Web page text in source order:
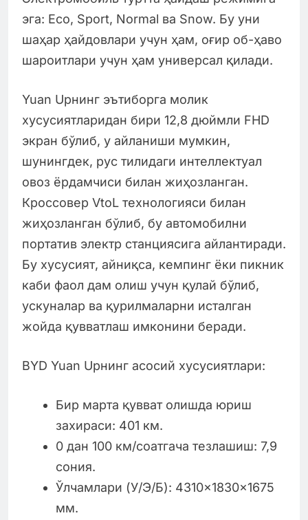
эга: Eco, Sport, Normal ва Snow. Бу уни
шаҳар ҳайдовлари учун ҳам, оғир об-ҳаво
шароитлари учун ҳам универсал қилади.
Yuan Upнинг эътиборга молик
хусусиятларидан бири 12,8 дюймли FHD
экран бўлиб, у айланиши мумкин,
шунингдек, рус тилидаги интеллектуал
овоз ёрдамчиси билан жиҳозланган.
Кроссовер VtoL технологияси билан
жиҳозланган бўлиб, бу автомобилни
портатив электр станциясига айлантиради.
Бу хусусият, айниқса, кемпинг ёки пикник
каби фаол дам олиш учун қулай бўлиб,
ускуналар ва қурилмаларни исталган
жойда қувватлаш имконини беради.
BYD Yuan Upнинг асосий хусусиятлари:
Бир марта қувват олишда юриш
захираси: 401 км.
0 дан 100 км/соатгача тезлашиш: 7,9
сония.
Ўлчамлари (У/Э/Б): 4310×1830×1675
мм.